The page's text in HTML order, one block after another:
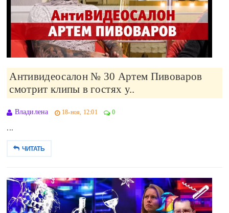
Антивидеосалон № 30 Артем Пивоваров
смотрит клипы в гостях у..
Владилена 18-ноя, 12:01 0
...
ЧИТАТЬ